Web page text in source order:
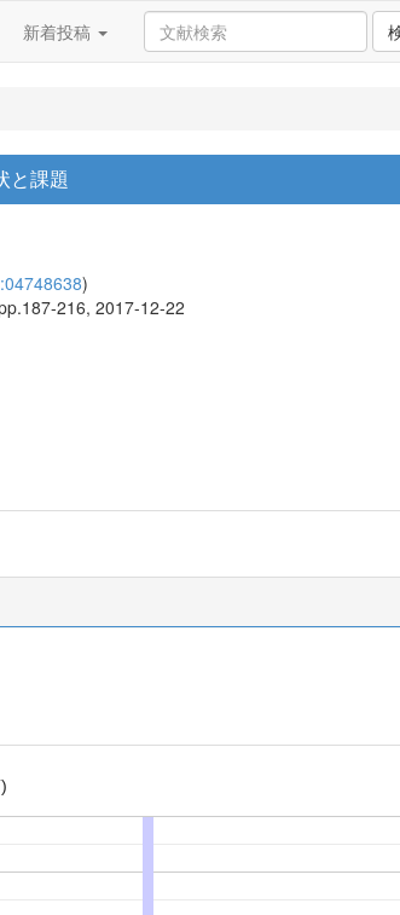
新着投稿
と課題
)
216, 2017-12-22